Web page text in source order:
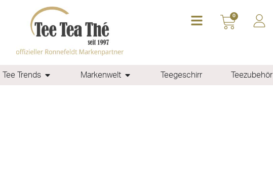
0
Tee Trends Markenwelt Teegeschirr Teezubehör